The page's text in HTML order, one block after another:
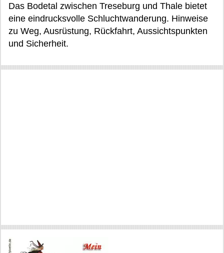
Das Bodetal zwischen Treseburg und Thale bietet
eine eindrucksvolle Schluchtwanderung. Hinweise
zu Weg, Ausrüstung, Rückfahrt, Aussichtspunkten
und Sicherheit.